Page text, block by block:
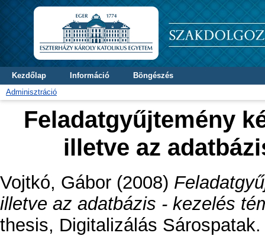
Kezdőlap Információ
Böngészés
Adminisztráció
Feladatgyűjtemény
illetve az
Vojtkó, Gábor (2008)
illetve az adatbázis - kezelés
thesis, Digitalizálás Sárospatak.